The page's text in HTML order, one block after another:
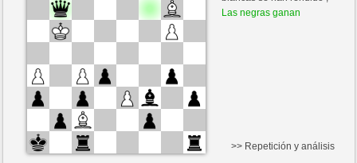
Tiempo: 10 minutes/side + 0 seconds/move
Las negras ganan
>> Repetición y análisis